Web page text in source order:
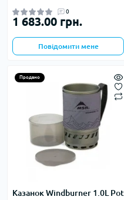
0
1 683.00 грн.
Повідомити мене
Продано
Казанок Windburner 1.0L Pot